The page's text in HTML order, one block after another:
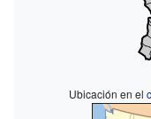
Ubicación en el